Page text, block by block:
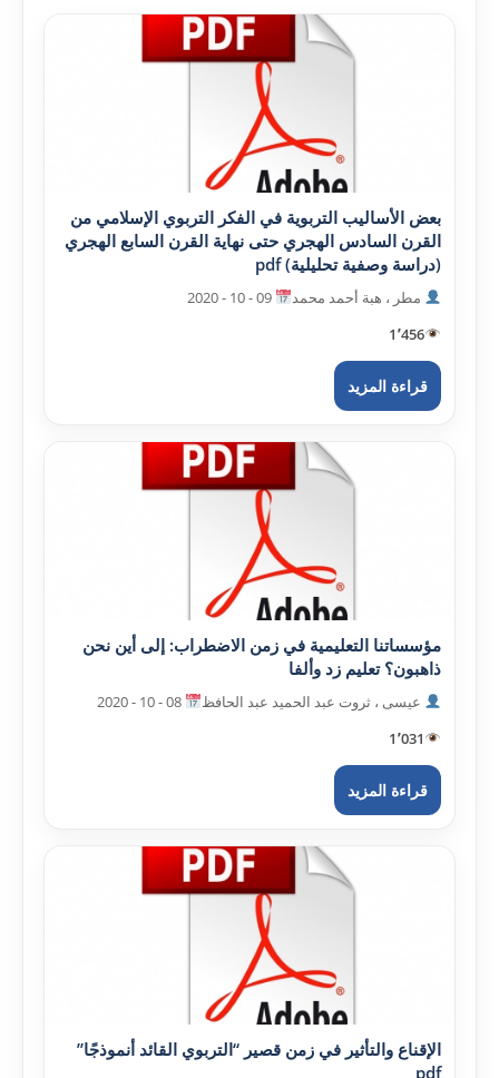
بعض الأساليب التربوية في الفکر التربوي الإسلامي من
القرن السادس الهجري حتى نهاية القرن السابع الهجري
(دراسة وصفية تحليلية) pdf
مطر ، هبة أحمد محمد
1٬456
قراءة المزيد
مؤسساتنا التعليمية في زمن الاضطراب: إلى أين نحن
ذاهبون؟ تعليم زد وألفا
عيسى ، ثروت عبد الحميد عبد الحافظ
1٬031
قراءة المزيد
الإقناع والتأثير في زمن قصير “التربوي القائد أنموذجًا”
pdf